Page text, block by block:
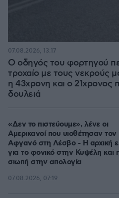
Ο οδηγός του φορτηγού
τροχαίο με τους νεκρούς
η 43χρονη και ο 21χρονος
δουλειά
07.08.2026, 13:17
«Δεν το πιστεύουμε», λένε οι
Αμερικανοί που υιοθέτησαν τον
Αφγανό στη Λέσβο - Η αρχική
για το φονικό στην Κυψέλη και
σιωπή στην απολογία
07.08.2026, 07:19